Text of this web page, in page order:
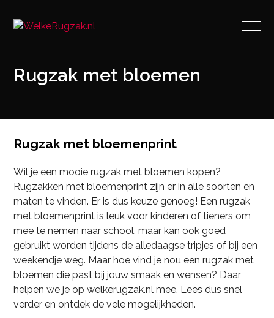
Rugzak met bloemen
Rugzak met bloemenprint
Wil je een mooie rugzak met bloemen kopen?
Rugzakken met bloemenprint zijn er in alle soorten en
maten te vinden. Er is dus keuze genoeg! Een rugzak
met bloemenprint is leuk voor kinderen of tieners om
mee te nemen naar school, maar kan ook goed
gebruikt worden tijdens de alledaagse tripjes of bij een
weekendje weg. Maar hoe vind je nou een rugzak met
bloemen die past bij jouw smaak en wensen? Daar
helpen we je op welkerugzak.nl mee. Lees dus snel
verder en ontdek de vele mogelijkheden.